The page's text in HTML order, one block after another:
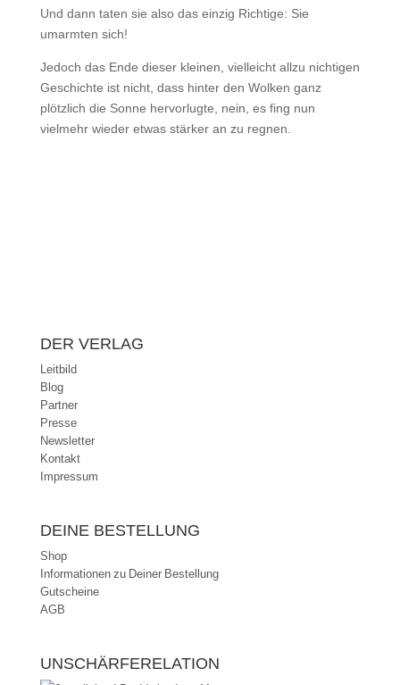
Und dann taten sie also das einzig Richtige: Sie
umarmten sich!
Jedoch das Ende dieser kleinen, vielleicht allzu nichtigen
Geschichte ist nicht, dass hinter den Wolken ganz
plötzlich die Sonne hervorlugte, nein, es fing nun
vielmehr wieder etwas stärker an zu regnen.
DER VERLAG
Leitbild
Blog
Partner
Presse
Newsletter
Kontakt
Impressum
DEINE BESTELLUNG
Shop
Informationen zu Deiner Bestellung
Gutscheine
AGB
UNSCHÄRFERELATION